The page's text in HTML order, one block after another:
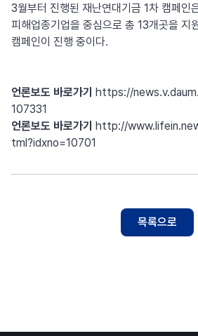
3월부터 진행된 재난연대기금 1차 캠페인
피해업종기업을 중심으로 총 13개곳을 지
캠페인이 진행 중이다.
언론보도 바로가기 https://
107331
언론보도 바로가기 http://
tml?idxno=10701
목록으로